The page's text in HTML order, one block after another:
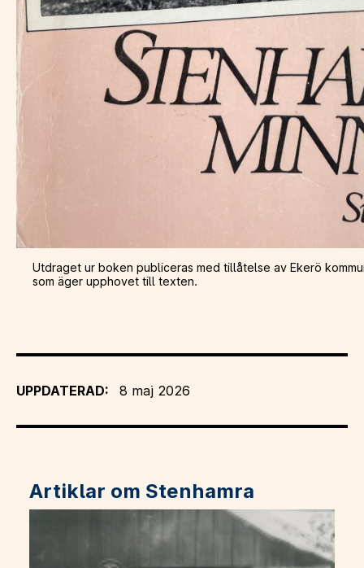
Utdraget ur boken publiceras med tillåtelse av Ekerö
som äger upphovet till texten.
UPPDATERAD: 8 maj 2026
Artiklar om Stenhamra